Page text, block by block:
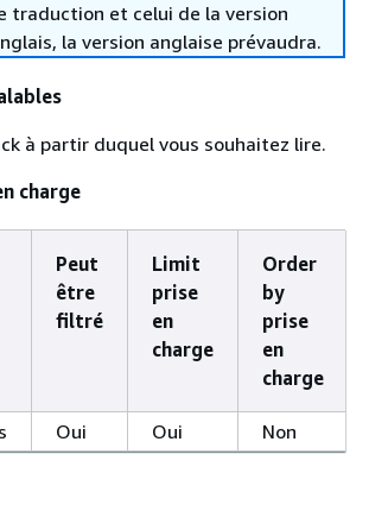
traduction et celui de la version
la version anglaise prévaudra.
à partir duquel vous souhaitez lire.
charge
Peut
être
filtré
Limit
prise
en
charge
Order
by
prise
en
charge
Oui Oui Non